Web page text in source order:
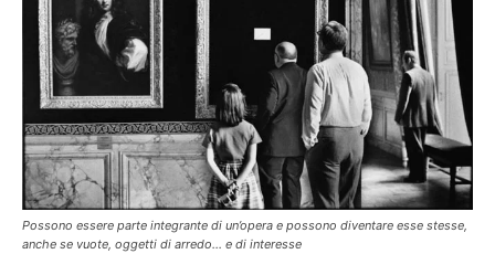
Possono essere parte integrante di un’opera e possono diventare esse stesse,
anche se vuote, oggetti di arredo… e di interesse